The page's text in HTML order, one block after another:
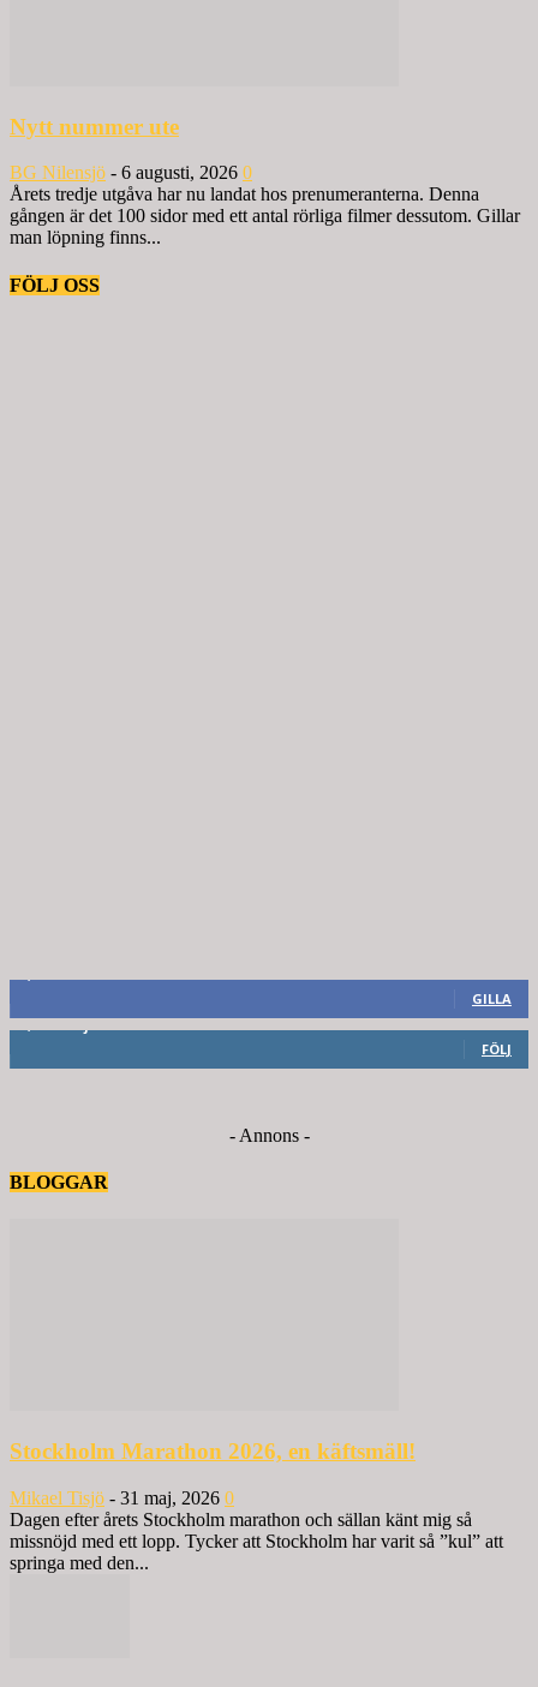
Nytt nummer ute
BG Nilensjö - 6 augusti, 2026 0
Årets tredje utgåva har nu landat hos prenumeranterna. Denna
gången är det 100 sidor med ett antal rörliga filmer dessutom. Gillar
man löpning finns...
FÖLJ OSS
GILLA
FÖLJ
- Annons -
BLOGGAR
Stockholm Marathon 2026, en käftsmäll!
Mikael Tisjö - 31 maj, 2026 0
Dagen efter årets Stockholm marathon och sällan känt mig så
missnöjd med ett lopp. Tycker att Stockholm har varit så ”kul” att
springa med den...